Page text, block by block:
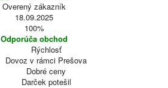
Overený zákazník
18.09.2025
100%
Odporúča obchod
Rýchlosť
Dovoz v rámci Prešova
Dobré ceny
Darček potešil